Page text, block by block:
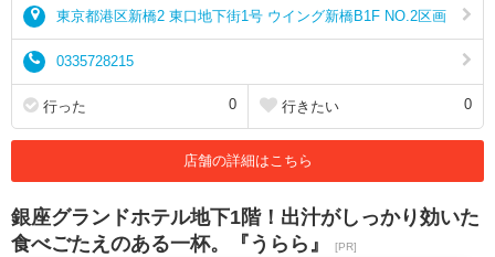
東京都港区新橋2 東口地下街1号 ウイング新橋B1F NO.2区画
0335728215
行った 0 行きたい 0
店舗の詳細はこちら
銀座グランドホテル地下1階！出汁がしっかり効いた
食べごたえのある一杯。『うらら』
[PR]